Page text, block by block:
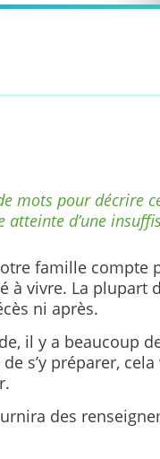
mots pour décrire
atteinte d’une
famille compte
à vivre. La plupart
ni après.
il y a beaucoup
s’y préparer,
des